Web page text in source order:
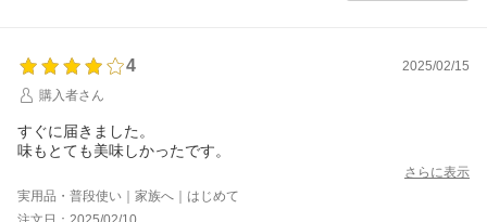
4
2025/02/15
購入者さん
すぐに届きました。
味もとても美味しかったです。
さらに表示
実用品・普段使い｜家族へ｜はじめて